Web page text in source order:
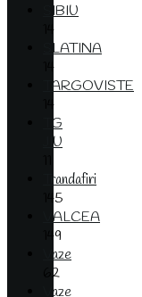
SIBIU
14
SLATINA
14
TARGOVISTE
14
TG
JIU
Trandafiri
145
VALCEA
149
Vaze
62
Vaze